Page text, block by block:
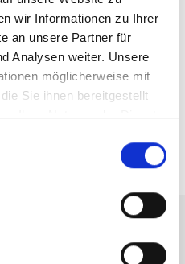
wir Informationen zu Ihrer
an unsere Partner für
Analysen weiter. Unsere
möglicherweise mit
Sie ihnen bereitgestellt
Ihrer Nutzung der Dienste
DACH & HOLZ IN